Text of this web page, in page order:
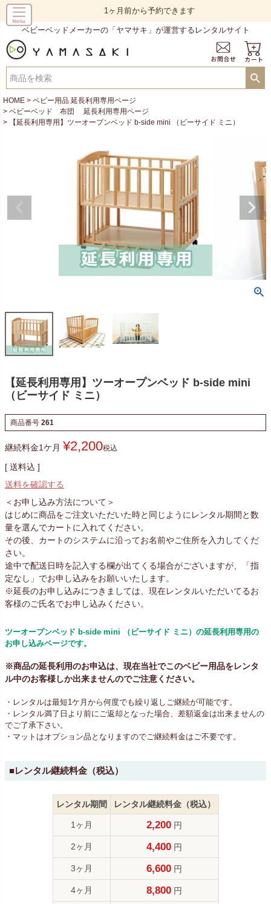
1ヶ月前から予約できます
ベビーベッドメーカーの「ヤマサキ」が運営するレンタルサイト
HOME
ベビー用品 延長利用専用ページ
ベビーベッド 布団 延長利用専用ページ
【延長利用専用】ツーオープンベッド b-side mini （ビーサイド ミニ）
【延長利用専用】ツーオープンベッド b-side mini
（ビーサイド ミニ）
商品番号 261
継続料金1ケ月 ¥2,200税込
送料込
送料を確認する
＜お申し込み方法について＞
はじめに商品をご注文いただいた時と同じようにレンタル期間と数
量を選んでカートに入れてください。
その後、カートのシステムに沿ってお名前やご住所を入力してくだ
さい。
途中で配送日時を記入する欄が出てくる場合がございますが、「指
定なし」でお申し込みをお願いいたします。
※延長のお申し込みにつきましては、現在レンタルいただいてるお
客様のご氏名でお申し込みください。
ツーオープンベッド b-side mini （ビーサイド ミニ）の延長利用専用の
お申し込みページです。
※商品の延長利用のお申込は、現在当社でこのベビー用品をレンタ
ル中のお客様しか出来ませんのでご注意ください。
・レンタルは最短1ケ月から何度でも繰り返しご継続が可能です。
・レンタル満了日より前にご返却となった場合、差額返金は出来ませんの
でご了承下さい。
・マットはオプション品となりますのでご継続料金はご不要です。
■レンタル継続料金（税込）
レンタル期間 レンタル継続料金（税込）
1ヶ月 2,200 円
2ヶ月 4,400 円
3ヶ月 6,600 円
4ヶ月 8,800 円